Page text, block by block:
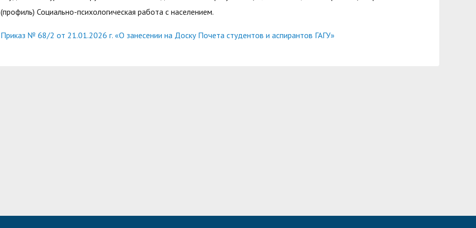
(профиль) Социально-психологическая работа с населением.
Приказ № 68/2 от 21.01.2026 г. «О занесении на Доску Почета студентов и аспирантов ГАГУ»